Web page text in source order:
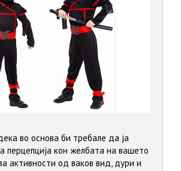
во основа би требале да ја
перцепција кон желбата на вашето
активности од ваков вид, дури и